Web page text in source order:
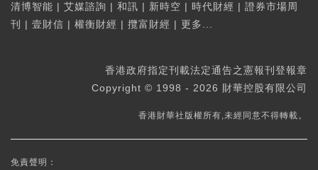
清博智能 | 艾媒諮詢 | 和訊 | 新時空 | 時代財經 | 證券市場周
刊
| 壹財信 | 權衡財經 | 攬富財經 | 更多...
香港政府指定刊載法定通告之憲報刊登報章
Copyright © 1998 - 2026 財華控股有限公司
香港財華社版權所有,未經同意不得轉載。
免責聲明：